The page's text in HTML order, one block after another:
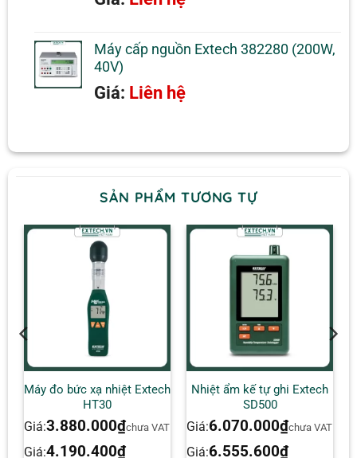
dựa trên
Máy cấp nguồn Extech 382280 (200W,
40V)
Giá: Liên hệ
SẢN PHẨM TƯƠNG TỰ
Máy đo bức xạ nhiệt Extech
HT30
Giá:3.880.000₫chưa VAT
Giá:4.190.400₫
Nhiệt ẩm kế tự ghi Extech
SD500
Giá:6.070.000₫chưa VAT
Giá:6.555.600₫